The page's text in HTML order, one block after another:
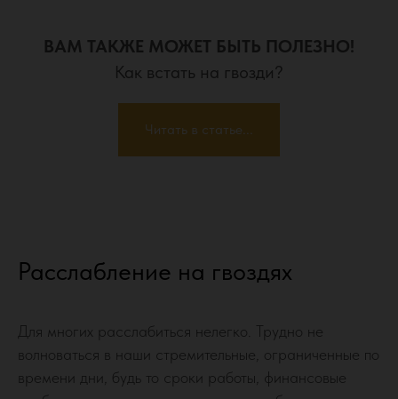
ВАМ ТАКЖЕ МОЖЕТ БЫТЬ ПОЛЕЗНО!
Как встать на гвозди?
Читать в статье...
Расслабление на гвоздях
Для многих расслабиться нелегко. Трудно не
волноваться в наши стремительные, ограниченные по
времени дни, будь то сроки работы, финансовые